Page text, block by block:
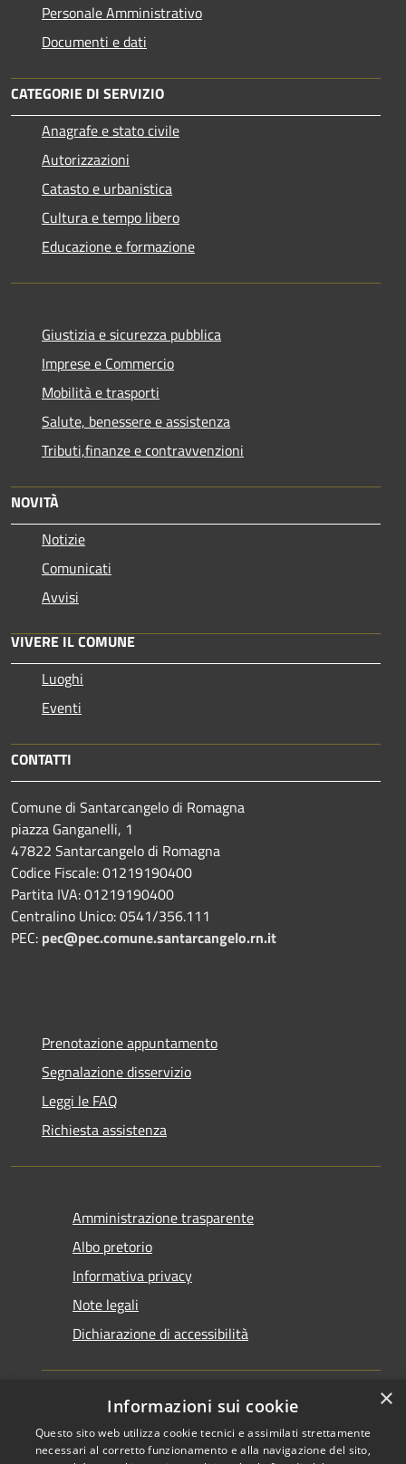
Personale Amministrativo
Documenti e dati
CATEGORIE DI SERVIZIO
Anagrafe e stato civile
Autorizzazioni
Catasto e urbanistica
Cultura e tempo libero
Educazione e formazione
Giustizia e sicurezza pubblica
Imprese e Commercio
Mobilità e trasporti
Salute, benessere e assistenza
Tributi,finanze e contravvenzioni
NOVITÀ
Notizie
Comunicati
Avvisi
VIVERE IL COMUNE
Luoghi
Eventi
CONTATTI
Comune di Santarcangelo di Romagna
piazza Ganganelli, 1
47822 Santarcangelo di Romagna
Codice Fiscale: 01219190400
Partita IVA: 01219190400
Centralino Unico: 0541/356.111
PEC: pec@pec.comune.santarcangelo.rn.it
Prenotazione appuntamento
Segnalazione disservizio
Leggi le FAQ
Richiesta assistenza
Amministrazione trasparente
Albo pretorio
Informativa privacy
Note legali
Dichiarazione di accessibilità
RSS
Copyright © 2026 • Comune di
×
Informazioni sui cookie
Questo sito web utilizza cookie tecnici e assimilati strettamente
necessari al corretto funzionamento e alla navigazione del sito,